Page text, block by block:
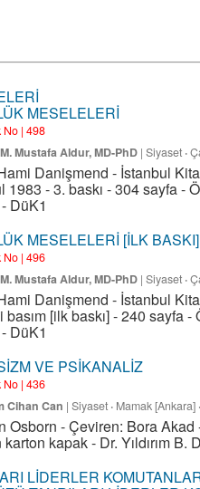
MESELELERİ
No | 498
Mustafa Aldur, MD-PhD | Siyaset ·
Danişmend - İstanbul
1983 - 3. baskı - 304 sayfa -
DüK1
MESELELERİ [İLK BASKI]
No | 496
Mustafa Aldur, MD-PhD | Siyaset ·
Danişmend - İstanbul
basım [ilk baskı] - 240 sayfa
DüK1
VE PSİKANALİZ
No | 436
Cihan Can | Siyaset · Mamak [Ankara] ·
Osborn - Çeviren: Bora Akad
kapak - Dr. Yıldırım